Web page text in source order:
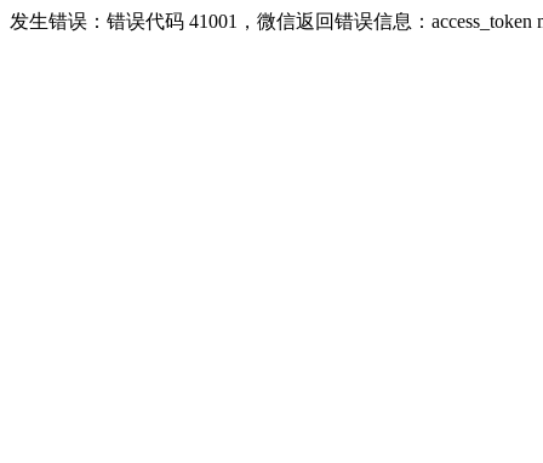
发生错误：错误代码 41001，微信返回错误信息：access_token